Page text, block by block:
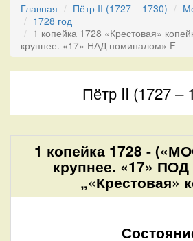
Главная Пётр II (1727 – 1730)
1728 год
1 копейка 1728 «Крестовая»
крупнее. «17» НАД номиналом» F
Пётр II (1727 –
1 копейка 1728 -
крупнее. «17»
„«Крестовая»